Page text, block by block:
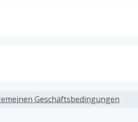
wird Cashback in der Regel
die nicht ausdrücklich auf dieser
Geschäftsbedingungen